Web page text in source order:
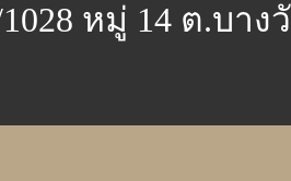
หมู่ 14 ต.บาง